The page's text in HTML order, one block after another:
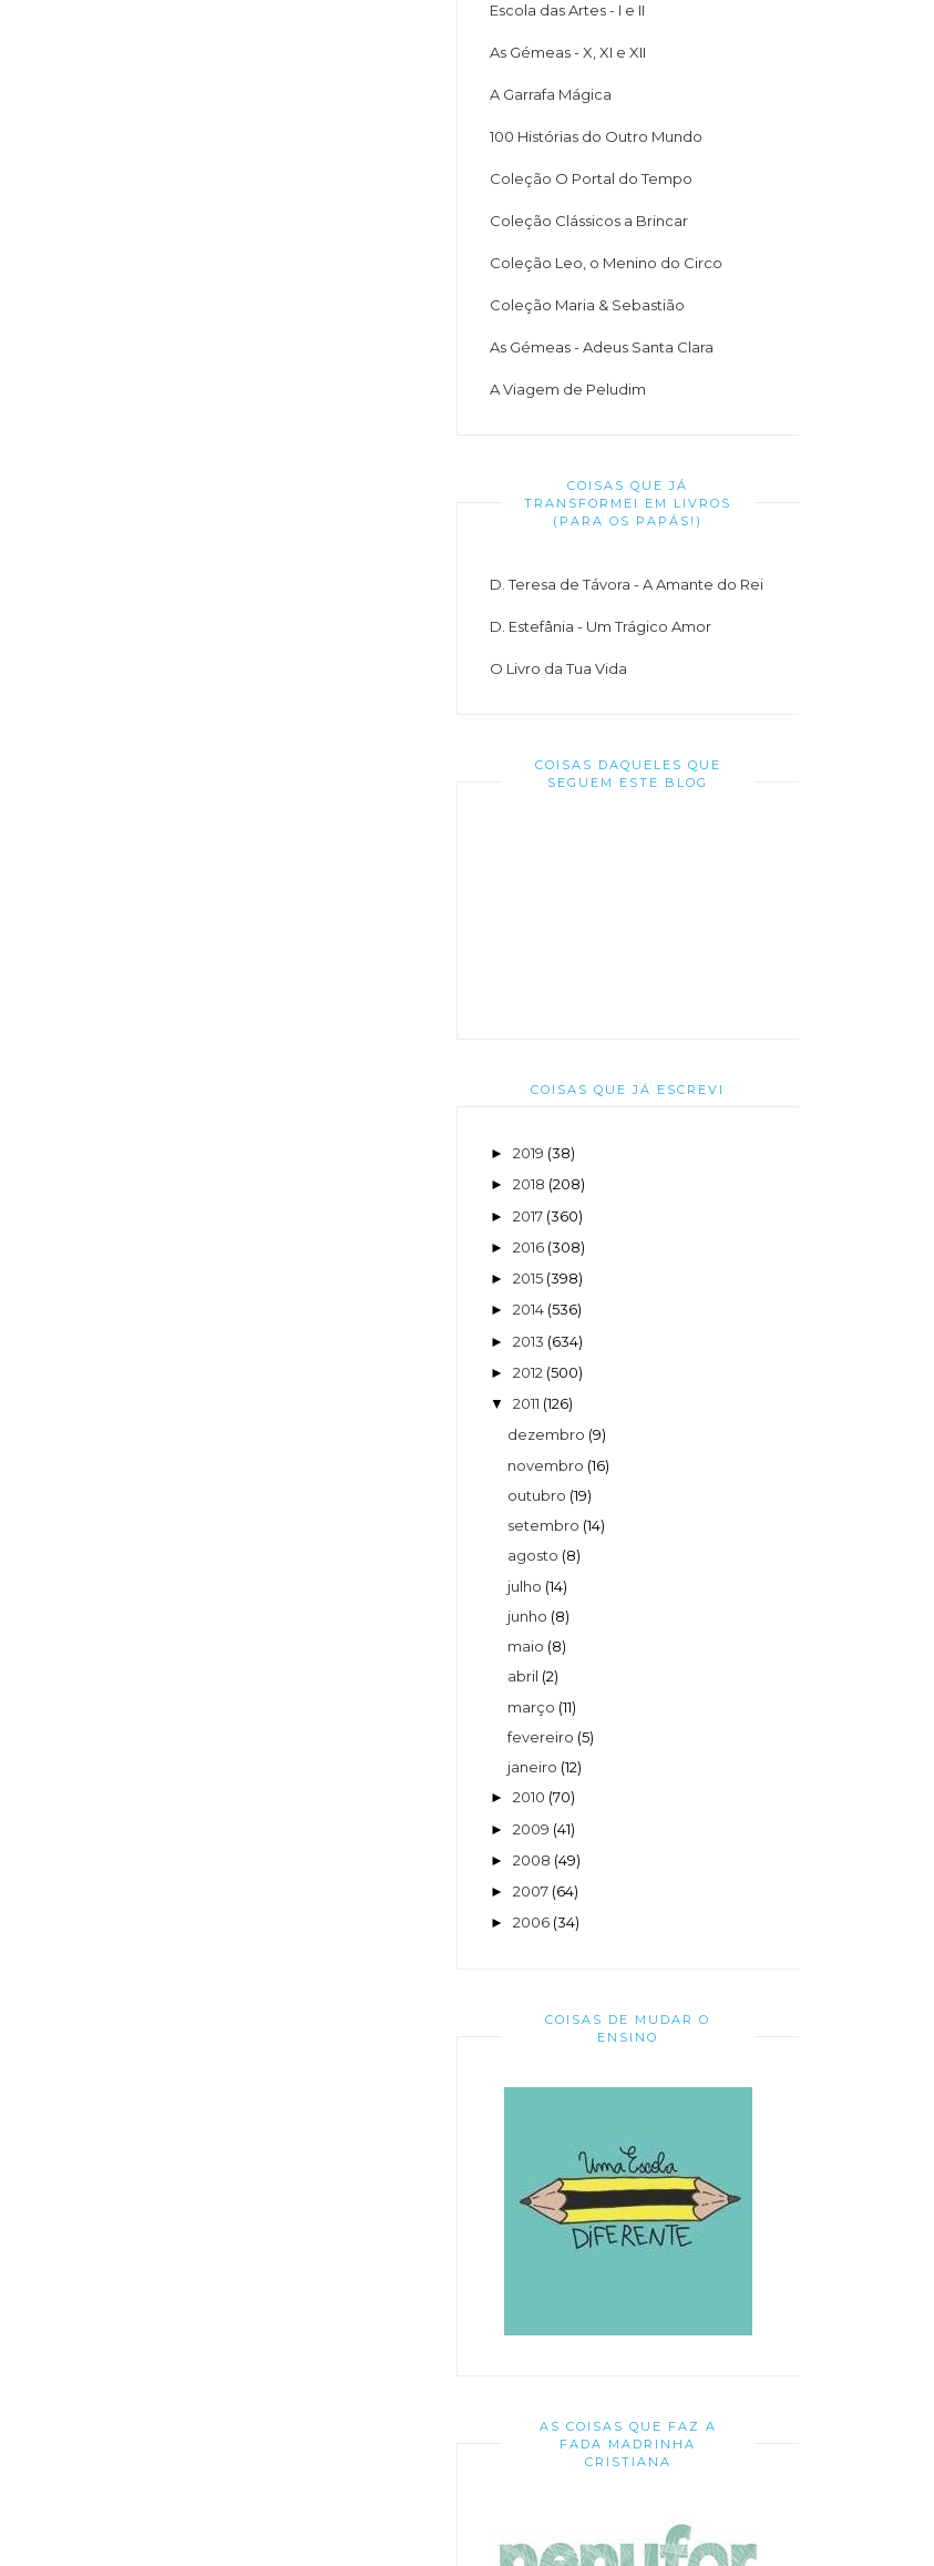
Escola das Artes - I e II
As Gémeas - X, XI e XII
A Garrafa Mágica
100 Histórias do Outro Mundo
Coleção O Portal do Tempo
Coleção Clássicos a Brincar
Coleção Leo, o Menino do Circo
Coleção Maria & Sebastião
As Gémeas - Adeus Santa Clara
A Viagem de Peludim
COISAS QUE JÁ
TRANSFORMEI EM LIVROS
(PARA OS PAPÁS!)
D. Teresa de Távora - A Amante do Rei
D. Estefânia - Um Trágico Amor
O Livro da Tua Vida
COISAS DAQUELES QUE
SEGUEM ESTE BLOG
COISAS QUE JÁ ESCREVI
► 2019 (38)
► 2018 (208)
► 2017 (360)
► 2016 (308)
► 2015 (398)
► 2014 (536)
► 2013 (634)
► 2012 (500)
▼ 2011 (126)
dezembro (9)
novembro (16)
outubro (19)
setembro (14)
agosto (8)
julho (14)
junho (8)
maio (8)
abril (2)
março (11)
fevereiro (5)
janeiro (12)
► 2010 (70)
► 2009 (41)
► 2008 (49)
► 2007 (64)
► 2006 (34)
COISAS DE MUDAR O
ENSINO
AS COISAS QUE FAZ A
FADA MADRINHA
CRISTIANA